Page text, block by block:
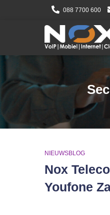
088 7700 600
NIEUWSBLOG
Nox
Youfone